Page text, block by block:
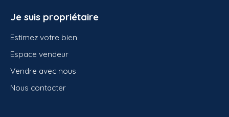
Je suis propriétaire
Estimez votre bien
Espace vendeur
Vendre avec nous
Nous contacter